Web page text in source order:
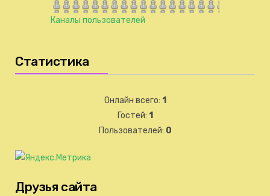
Каналы пользователей
Статистика
Онлайн всего: 1
Гостей: 1
Пользователей: 0
Друзья сайта